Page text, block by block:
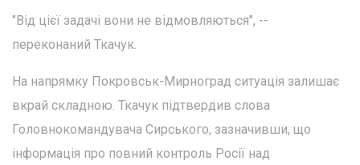
"Від цієї задачі вони не відмовляються", --
переконаний Ткачук.
На напрямку Покровськ-Мирноград ситуація залишає
вкрай складною. Ткачук підтвердив слова
Головнокомандувача Сирського, зазначивши, що
інформація про повний контроль Росії над